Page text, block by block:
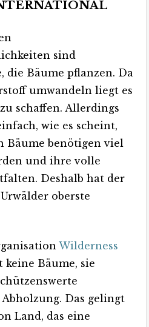
sind
die Bäume pflanzen. Da
umwandeln liegt es
schaffen. Allerdings
wie es scheint,
Bäume benötigen viel
und ihre volle
Deshalb hat der
oberste
Wilderness
keine Bäume, sie
Das gelingt
Land, das eine